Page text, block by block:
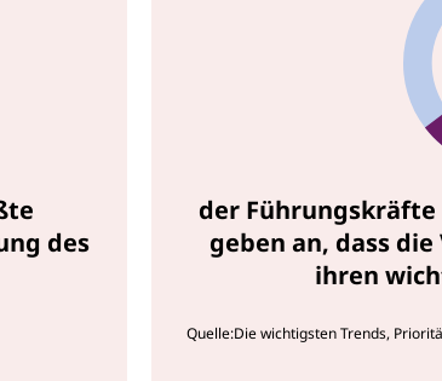
des
der Führungskräfte
geben an, dass
ihren
Quelle:Die wichtigsten Trends,